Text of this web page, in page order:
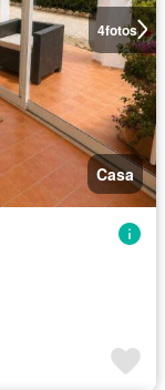
4fotos
Casa